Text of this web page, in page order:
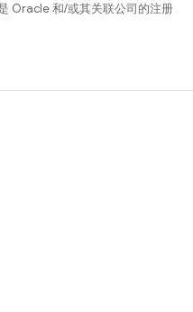
Oracle 和/或其关联公司的注册